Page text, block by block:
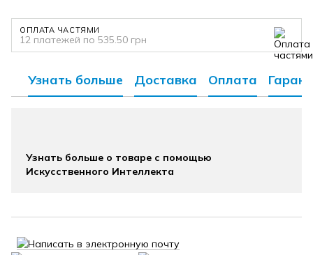
ОПЛАТА ЧАСТЯМИ
12 платежей по 535.50 грн
Узнать больше Доставка Оплата
Узнать больше о товаре с помощью
Искусственного Интеллекта